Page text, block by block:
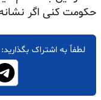
حکومت کنی اگر
لطفاً به اشتراک بگذارید: